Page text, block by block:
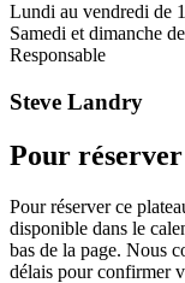
Lundi au vendredi de
Samedi et dimanche
Responsable
Steve Landry
Pour réserver
Pour réserver ce
disponible dans le
bas de la page. Nous
délais pour confirmer